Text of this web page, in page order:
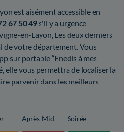
est aisément accessible en
67 50 49s'il y a urgence
en-Layon, Les deux derniers
de votre département. Vous
sur portable “Enedis à mes
elle vous permettra de localiser la
parvenir dans les meilleurs
Après-Midi Soirée